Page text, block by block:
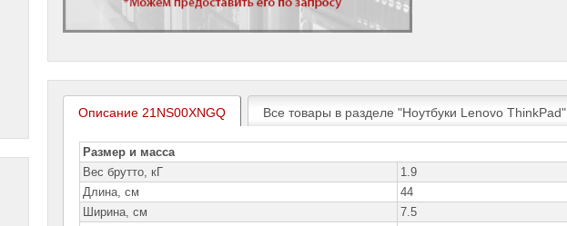
Описание 21NS00XNGQ Все товары в разделе "Ноутбуки Lenovo ThinkPad"
Размер и масса
Вес брутто, кГ
1.9
Длина, см
44
Ширина, см
7.5